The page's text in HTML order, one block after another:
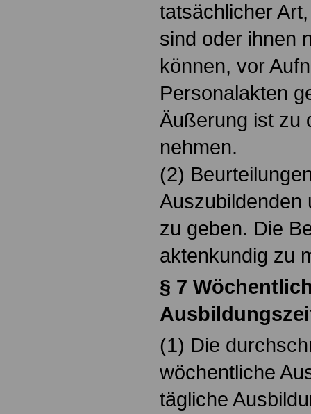
tatsächlicher
sind oder ihnen
können, vor
Personalakten
Äußerung ist zu
nehmen.
(2)
Auszubildenden
zu geben. Die
aktenkundig zu
§ 7
(1) Die
wöchentliche
tägliche